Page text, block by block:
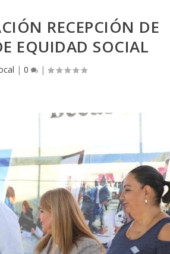
RECEPCIÓN DE
EQUIDAD SOCIAL
| 0 |